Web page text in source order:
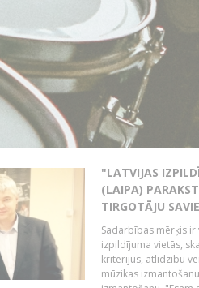
"LATVIJAS
(LAIPA)
TIRGOTĀJU
Sadarbības mērķis
izpildījuma vietās,
kritērijus, atlīdzību
mūzikas